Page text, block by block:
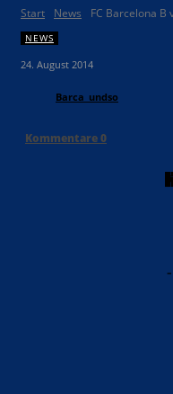
Start News FC Barcelona B
NEWS
24. August 2014
Barca_undso
Kommentare0